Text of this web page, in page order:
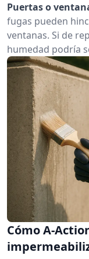
Puertas o
fugas pueden
ventanas. Si de
humedad podría
Cómo A-